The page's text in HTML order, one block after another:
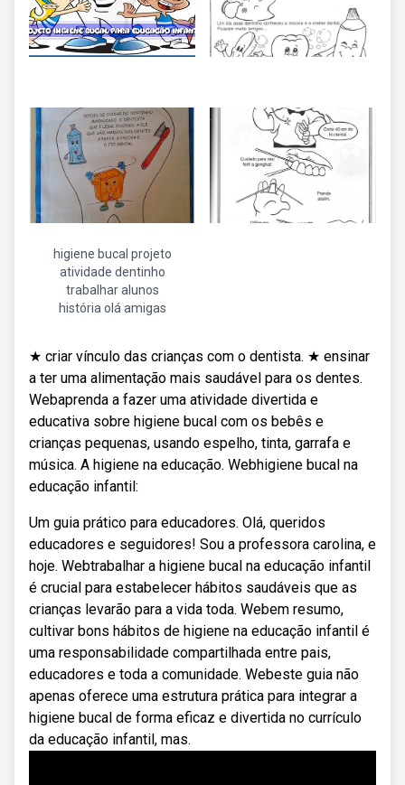
higiene bucal projeto
atividade dentinho
trabalhar alunos
história olá amigas
★ criar vínculo das crianças com o dentista. ★ ensinar
a ter uma alimentação mais saudável para os dentes.
Webaprenda a fazer uma atividade divertida e
educativa sobre higiene bucal com os bebês e
crianças pequenas, usando espelho, tinta, garrafa e
música. A higiene na educação. Webhigiene bucal na
educação infantil:
Um guia prático para educadores. Olá, queridos
educadores e seguidores! Sou a professora carolina, e
hoje. Webtrabalhar a higiene bucal na educação infantil
é crucial para estabelecer hábitos saudáveis que as
crianças levarão para a vida toda. Webem resumo,
cultivar bons hábitos de higiene na educação infantil é
uma responsabilidade compartilhada entre pais,
educadores e toda a comunidade. Webeste guia não
apenas oferece uma estrutura prática para integrar a
higiene bucal de forma eficaz e divertida no currículo
da educação infantil, mas.